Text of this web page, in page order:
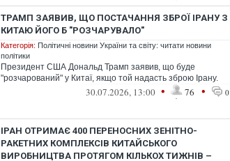
ТРАМП ЗАЯВИВ, ЩО ПОСТАЧАННЯ ЗБРОЇ ІРАНУ З
КИТАЮ ЙОГО Б "РОЗЧАРУВАЛО"
Категорія: Політичні новини України та світу: читати новини
політики
Президент США Дональд Трамп заявив, що буде
"розчарований" у Китаї, якщо той надасть зброю Ірану.
30.07.2026, 13:00 • 76 • 0
ІРАН ОТРИМАЄ 400 ПЕРЕНОСНИХ ЗЕНІТНО-
РАКЕТНИХ КОМПЛЕКСІВ КИТАЙСЬКОГО
ВИРОБНИЦТВА ПРОТЯГОМ КІЛЬКОХ ТИЖНІВ –